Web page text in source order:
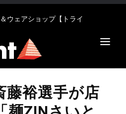
ウェアショップ【トライ
藤裕選手が店